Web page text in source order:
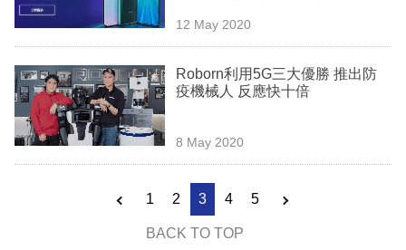
12 May 2020
Roborn利用5G三大優勝 推出防
疫機械人 反應快十倍
8 May 2020
1 2 3 4 5
BACK TO TOP